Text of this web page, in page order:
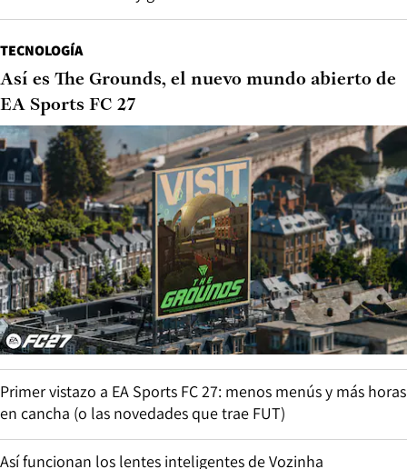
TECNOLOGÍA
Así es The Grounds, el nuevo mundo abierto de
EA Sports FC 27
Primer vistazo a EA Sports FC 27: menos menús y más horas
en cancha (o las novedades que trae FUT)
Así funcionan los lentes inteligentes de Vozinha